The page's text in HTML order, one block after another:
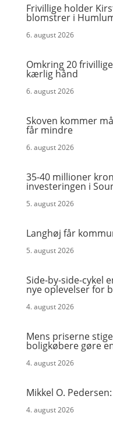
Frivillige holder
blomstrer i
6. august 2026
Omkring 20
kærlig hånd
6. august 2026
Skoven kommer
får mindre
6. august 2026
35-40 millioner
investeringen i
5. august 2026
Langhøj får
5. august 2026
Side-by-side-cykel
nye oplevelser for
4. august 2026
Mens priserne
boligkøbere gøre
4. august 2026
Mikkel O.
4. august 2026